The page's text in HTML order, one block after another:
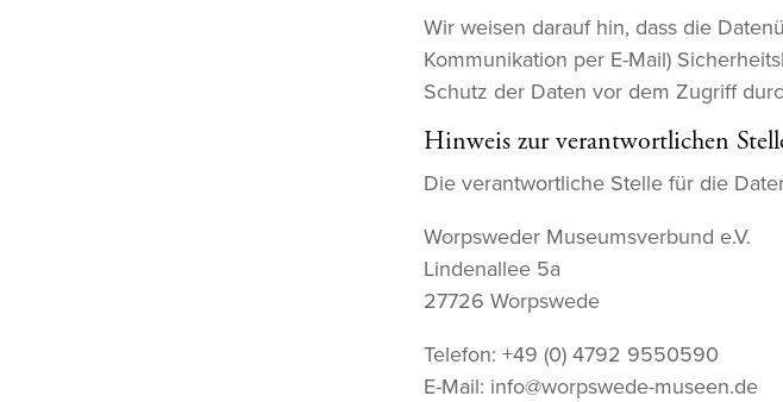
Wir weisen darauf hin, dass die
Kommunikation per E-Mail)
Schutz der Daten vor dem Zugriff
Hinweis zur verantwortlichen
Die verantwortliche Stelle für die
Worpsweder Museumsverbund e.V.
Lindenallee 5a
27726 Worpswede
Telefon: +49 (0) 4792 9550590
E-Mail: info@worpswede-museen.de